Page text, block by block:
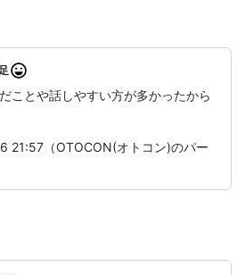
ことや話しやすい方が多かったから
21:57（OTOCON(オトコン)のパー